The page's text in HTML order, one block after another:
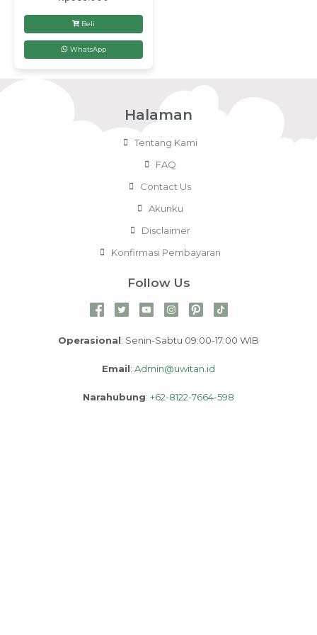
Beli
WhatsApp
Halaman
Tentang Kami
FAQ
Contact Us
Akunku
Disclaimer
Konfirmasi Pembayaran
Follow Us
Operasional: Senin-Sabtu 09:00-17:00 WIB
Email: Admin@uwitan.id
Narahubung: +62-8122-7664-598